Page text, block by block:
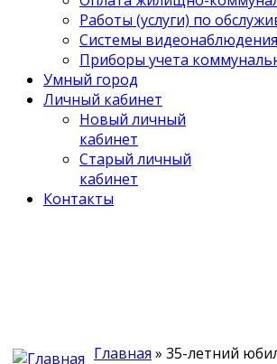
Работы (услуги) по
Системы
Приборы учета
Умный город
Личный кабинет
Новый личный
кабинет
Старый личный
кабинет
Контакты
Главная » 35-летний